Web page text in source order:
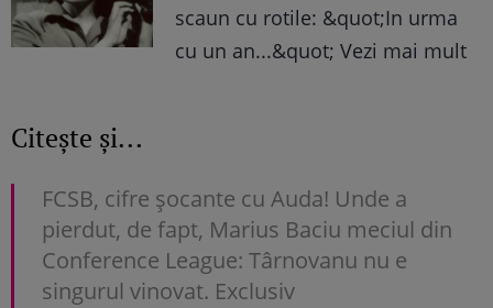
scaun cu rotile: &quot;In urma
cu un an...&quot; Vezi mai mult
Citește și...
FCSB, cifre șocante cu Auda! Unde a
pierdut, de fapt, Marius Baciu meciul din
Conference League: Târnovanu nu e
singurul vinovat. Exclusiv